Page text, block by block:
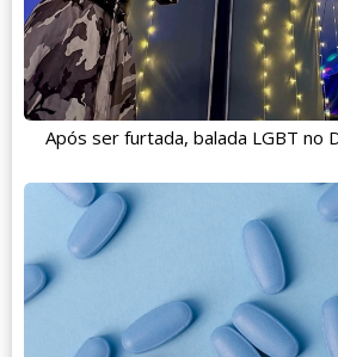
Após ser furtada, balada LGBT no